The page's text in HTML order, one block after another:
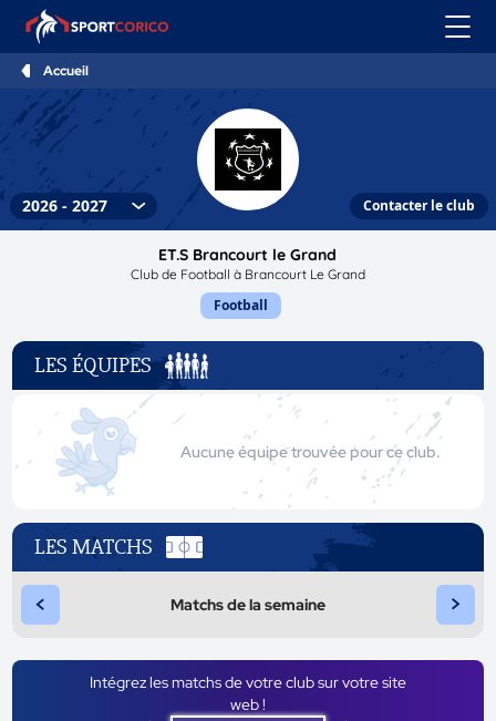
Accueil
Contacter le club
ET.S Brancourt le Grand
Club de Football à Brancourt Le Grand
Football
LES ÉQUIPES
Aucune équipe trouvée pour ce club.
LES MATCHS
< Matchs de la semaine >
Intégrez les matchs de votre club sur votre site
web !